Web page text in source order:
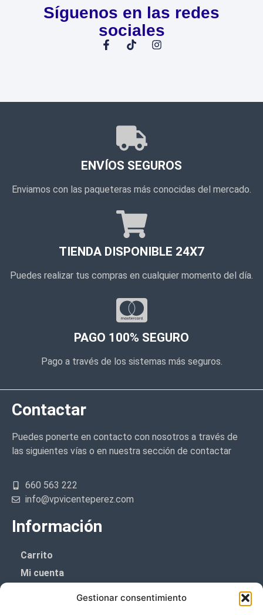
Gestionar consentimiento
Síguenos en las redes
sociales
ENVÍOS SEGUROS
Enviamos con las paqueteras más conocidas del mercado.
TIENDA DISPONIBLE 24X7
Puedes realizar tus compras en cualquier momento del día.
PAGO 100% SEGURO
Pago a través de los sistemas más seguros.
Contactar
Puedes ponerte en contacto con nosotros a través de
las siguientes vías o en nuestra sección de contactar
660 563 222
info@vpvicenteperez.com
Información
Carrito
Mi cuenta